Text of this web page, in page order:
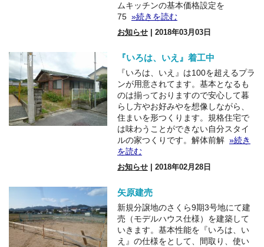
ムキッチンの基本価格設定を
75 »続きを読む
お知らせ| 2018年03月03日
『いろは、いえ』着工中
『いろは、いえ』は100を超えるプラ
ンが用意されてます。基本となるも
のは揃っておりますので安心して暮
らし方やお好みやを想像しながら、
住まいを形つくります。規格住宅で
は味わうことができない自分スタイ
ルの家つくりです。解体前解 »続き
を読む
お知らせ| 2018年02月28日
矢原建売
新規分譲地のさくら9期3号地にて建
売（モデルハウス仕様）を建築して
いきます。基本性能を『いろは、い
え』の仕様をとして、間取り、使い